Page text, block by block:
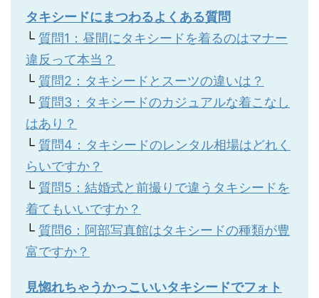
タキシードにまつわるよくある質問
└ 質問1：昼間にタキシードを着るのはマナー
違反って本当？
└ 質問2：タキシードとスーツの違いは？
└ 質問3：タキシードのカジュアルな着こなし
はあり？
└ 質問4：タキシードのレンタル相場はどれく
らいですか？
└ 質問5：結婚式と前撮りで違うタキシードを
着てもいいですか？
└ 質問6：阿部写真館はタキシードの種類が豊
富ですか？
見惚れちゃうかっこいいタキシードでフォト